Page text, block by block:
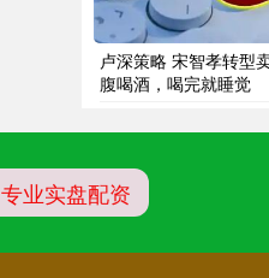
卢深策略 宋智孝转型
腹喝酒，喝完就睡觉
专业实盘配资